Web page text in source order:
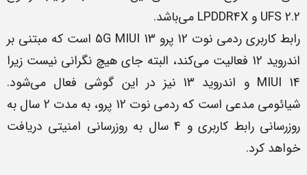
UFS 2.2 و LPDDR4X می‌باشد.
رابط کاربری ردمی نوت 12 پرو 5G MIUI 13 است که مبتنی بر
اندروید 12 فعالیت می‌کند، البته جای هیچ نگرانی نیست زیرا
MIUI 14 و اندروید 13 نیز در این گوشی فعال می‌شود.
شیائومی مدعی است که ردمی نوت 12 پرو، به مدت 2 سال به
روزرسانی رابط کاربری و 4 سال به روزرسانی امنیتی دریافت
خواهد کرد.